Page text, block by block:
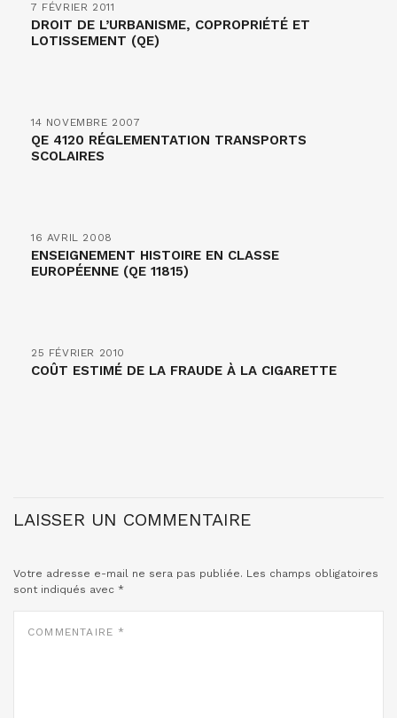
7 FÉVRIER 2011
DROIT DE L’URBANISME, COPROPRIÉTÉ ET
LOTISSEMENT (QE)
14 NOVEMBRE 2007
QE 4120 RÉGLEMENTATION TRANSPORTS
SCOLAIRES
16 AVRIL 2008
ENSEIGNEMENT HISTOIRE EN CLASSE
EUROPÉENNE (QE 11815)
25 FÉVRIER 2010
COÛT ESTIMÉ DE LA FRAUDE À LA CIGARETTE
LAISSER UN COMMENTAIRE
Votre adresse e-mail ne sera pas publiée. Les champs obligatoires
sont indiqués avec *